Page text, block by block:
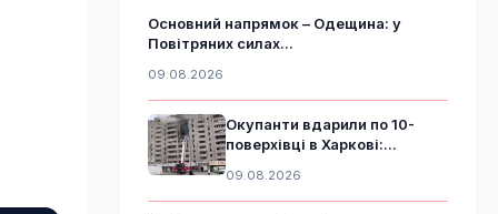
Основний напрямок – Одещина: у
Повітряних силах...
09.08.2026
Окупанти вдарили по 10-
поверхівці в Харкові:...
09.08.2026